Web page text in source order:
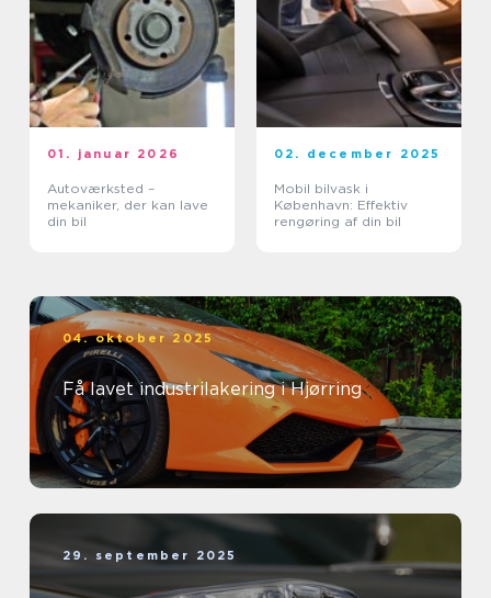
01. januar 2026
Autoværksted –
mekaniker, der kan lave
din bil
02. december 2025
Mobil bilvask i
København: Effektiv
rengøring af din bil
04. oktober 2025
Få lavet industrilakering i Hjørring
29. september 2025